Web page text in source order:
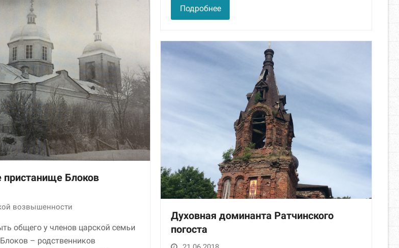
Подробнее
пристанище Блоков
возвышенности
общего у членов царской семьи
– родственников
Духовная доминанта Ратчинского
погоста